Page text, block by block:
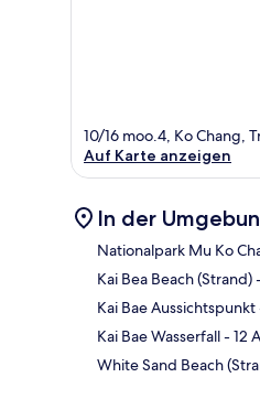
10/16 moo.4, Ko Chang,
Auf Karte anzeigen
In der
Nationalpark Mu Ko
Kai Bea Beach (Strand)
Kai Bae Aussichtspunkt
Kai Bae Wasserfall- 12
White Sand Beach